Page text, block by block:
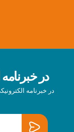
در
در خبرنامه